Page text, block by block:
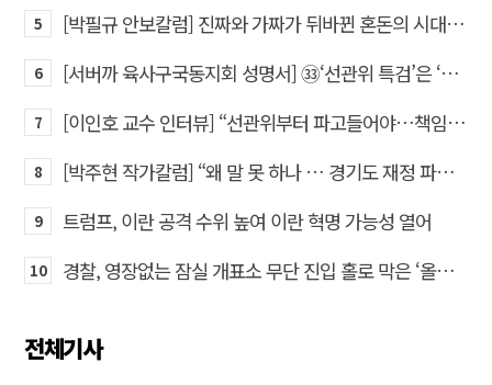
5 [박필규 안보칼럼] 진짜와 가짜가 뒤바뀐 혼돈의 시대, 안보 파탄은 막아야
6 [서버까 육사구국동지회 성명서] ㉝‘선관위 특검’은 ‘부정선거 특검’으로 명명하고 박주현 변호사를 ‘특검’으로 임명하라!
7 [이인호 교수 인터뷰] “선관위부터 파고들어야…책임자 직접 고발하라”
8 [박주현 작가칼럼] “왜 말 못 하나 … 경기도 재정 파탄의 진짜 원인을”
9 트럼프, 이란 공격 수위 높여 이란 혁명 가능성 열어
10 경찰, 영장없는 잠실 개표소 무단 진입 홀로 막은 ‘올다르크’ 불구속 송치
전체기사